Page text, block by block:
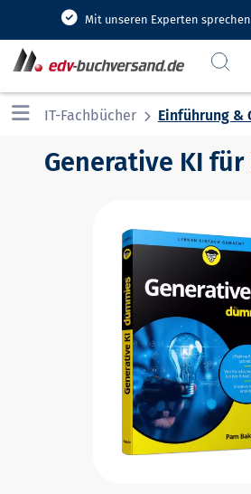
Mit unseren Experten
IT-Fachbücher Einführung &
Generative KI für